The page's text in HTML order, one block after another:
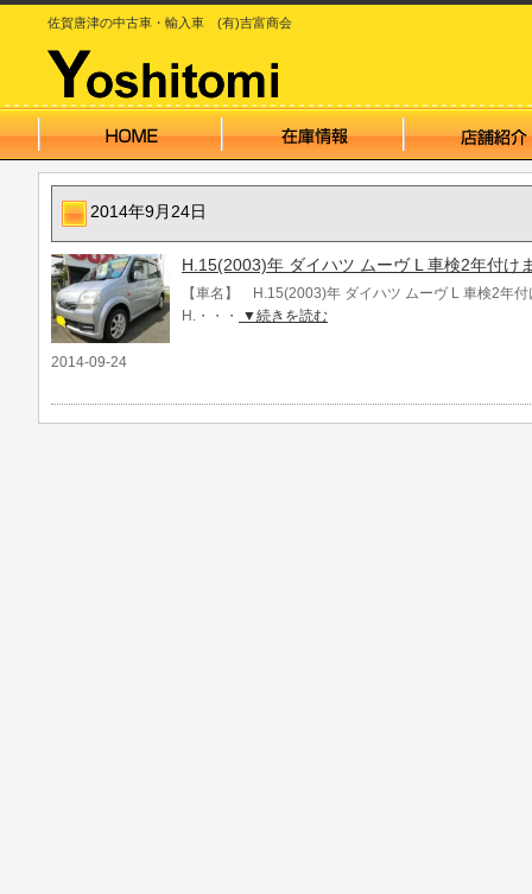
佐賀唐津の中古車・輸入車 (有)吉富商会
2014年9月24日
H.15(2003)年 ダイハツ ムーヴ L 車検2年付け
【車名】 H.15(2003)年 ダイハツ ムーヴ L 車検2年
H.・・・
▼続きを読む
2014-09-24